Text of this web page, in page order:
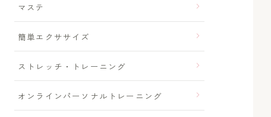
マステ
簡単エクササイズ
ストレッチ・トレーニング
オンラインパーソナルトレーニング